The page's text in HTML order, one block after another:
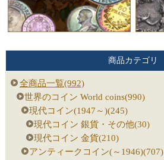
商品カテゴリ
全商品一覧(992)
世界のコイン World coins(990)
現代コイン(1947～)(245)
現代コイン 銀貨・その他(30)
現代コイン 金貨(210)
アンティークコイン(～1946)(707)